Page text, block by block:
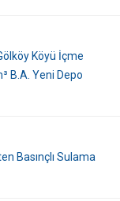
Köyü İçme
B.A. Yeni Depo
Basınçlı Sulama